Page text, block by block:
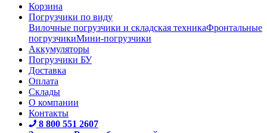
Корзина
Погрузчики по виду
Вилочные погрузчики и складская техникаФронтальные
погрузчикиМини-погрузчики
Аккумуляторы
Погрузчики БУ
Доставка
Оплата
Склады
О компании
Контакты
8 800 551 2607